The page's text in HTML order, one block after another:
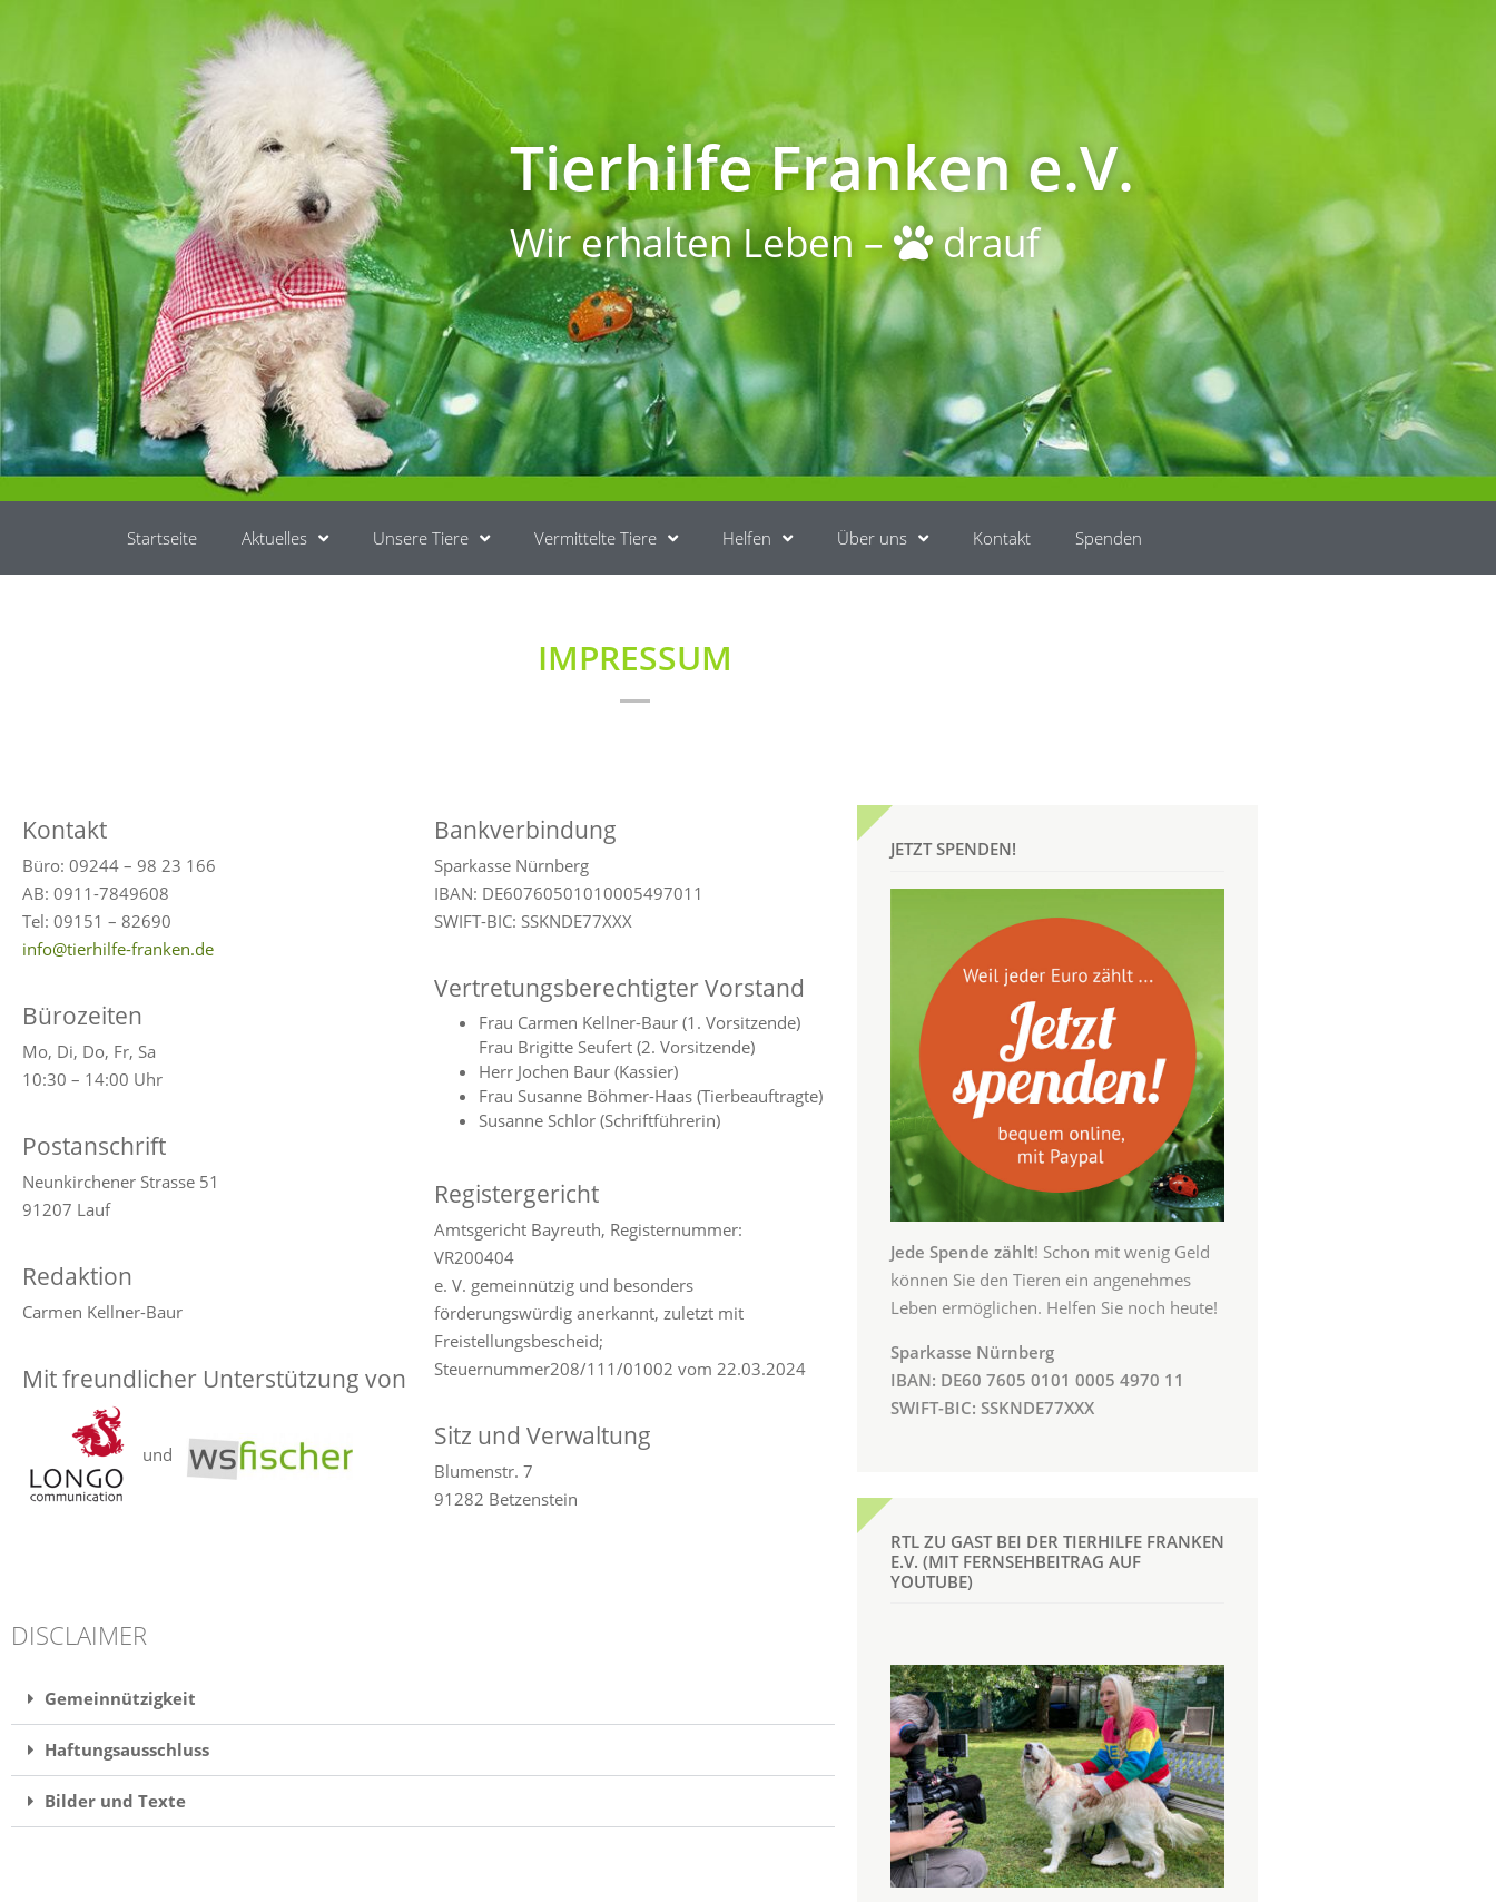
Tierhilfe Franken e.V.
Wir erhalten Leben – drauf
Startseite Aktuelles Unsere Tiere Vermittelte Tiere Helfen Über uns Kontakt Spenden
IMPRESSUM
Kontakt
Büro: 09244 – 98 23 166
AB: 0911-7849608
Tel: 09151 – 82690
info@tierhilfe-franken.de
Bürozeiten
Mo, Di, Do, Fr, Sa
10:30 – 14:00 Uhr
Postanschrift
Neunkirchener Strasse 51
91207 Lauf
Redaktion
Carmen Kellner-Baur
Mit freundlicher Unterstützung von
und
Bankverbindung
Sparkasse Nürnberg
IBAN: DE60760501010005497011
SWIFT-BIC: SSKNDE77XXX
Vertretungsberechtigter Vorstand
Frau Carmen Kellner-Baur (1. Vorsitzende)
Frau Brigitte Seufert (2. Vorsitzende)
Herr Jochen Baur (Kassier)
Frau Susanne Böhmer-Haas (Tierbeauftragte)
Susanne Schlor (Schriftführerin)
Registergericht
Amtsgericht Bayreuth, Registernummer:
VR200404
e. V. gemeinnützig und besonders
förderungswürdig anerkannt, zuletzt mit
Freistellungsbescheid;
Steuernummer208/111/01002 vom 22.03.2024
Sitz und Verwaltung
Blumenstr. 7
91282 Betzenstein
DISCLAIMER
Gemeinnützigkeit
Haftungsausschluss
Bilder und Texte
JETZT SPENDEN!
Jede Spende zählt! Schon mit wenig Geld
können Sie den Tieren ein angenehmes
Leben ermöglichen. Helfen Sie noch heute!
Sparkasse Nürnberg
IBAN: DE60 7605 0101 0005 4970 11
SWIFT-BIC: SSKNDE77XXX
RTL ZU GAST BEI DER TIERHILFE FRANKEN
E.V. (MIT FERNSEHBEITRAG AUF
YOUTUBE)